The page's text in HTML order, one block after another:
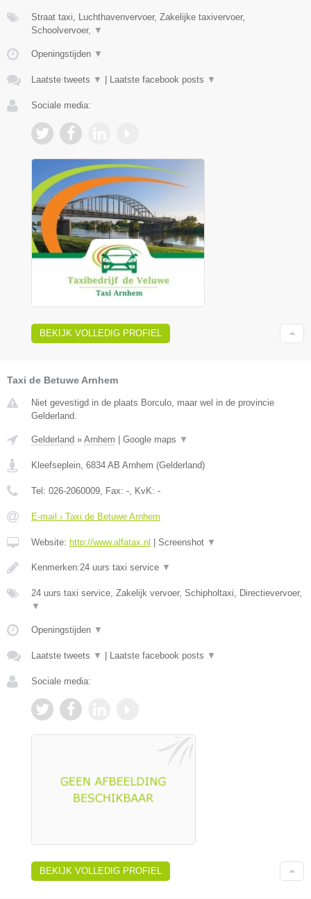
Straat taxi, Luchthavenvervoer, Zakelijke taxivervoer,
Schoolvervoer, ▼
Openingstijden ▼
Laatste tweets ▼ Laatste facebook posts ▼
Sociale media:
BEKIJK VOLLEDIG PROFIEL
Taxi de Betuwe Arnhem
Niet gevestigd in de plaats Borculo, maar wel in de provincie
Gelderland.
Gelderland » Arnhem Google maps ▼
Kleefseplein, 6834 AB Arnhem (Gelderland)
Tel: 026-2060009, Fax: -, KvK: -
E-mail › Taxi de Betuwe Arnhem
Website: http://www.alfatax.nl Screenshot ▼
Kenmerken:24 uurs taxi service ▼
24 uurs taxi service, Zakelijk vervoer, Schipholtaxi, Directievervoer,
▼
Openingstijden ▼
Laatste tweets ▼ Laatste facebook posts ▼
Sociale media:
BEKIJK VOLLEDIG PROFIEL